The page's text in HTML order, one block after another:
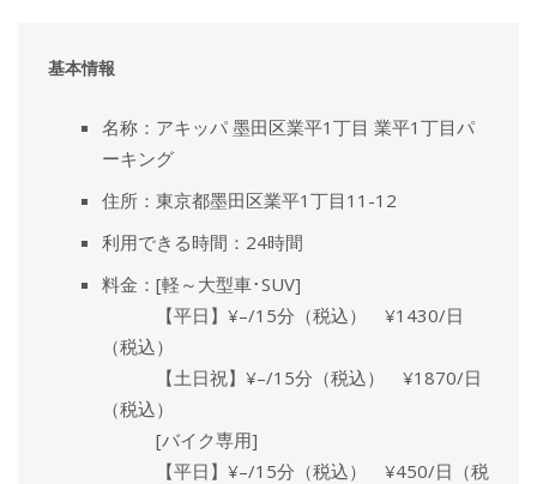
基本情報
名称：アキッパ 墨田区業平1丁目 業平1丁目パ
ーキング
住所：東京都墨田区業平1丁目11-12
利用できる時間：24時間
料金：[軽～大型車･SUV]
【平日】¥–/15分（税込） ¥1430/日
（税込）
【土日祝】¥–/15分（税込） ¥1870/日
（税込）
[バイク専用]
【平日】¥–/15分（税込） ¥450/日（税